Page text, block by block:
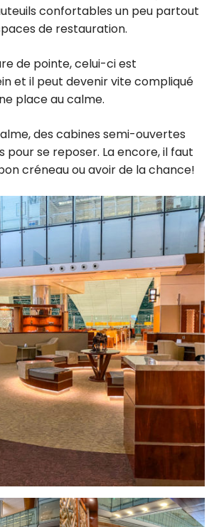
confortables un peu partout
de restauration.
de pointe, celui-ci est
et il peut devenir vite compliqué
place au calme.
des cabines semi-ouvertes
pour se reposer. La encore, il faut
créneau ou avoir de la chance!